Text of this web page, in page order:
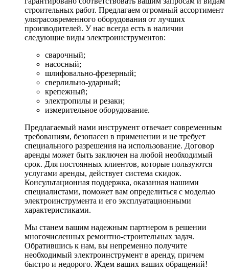
строительных работ. Предлагаем огромный ассортимент
ультрасовременного оборудования от лучших
производителей. У нас всегда есть в наличии
следующие виды электроинструментов:
сварочный;
насосный;
шлифовально-фрезерный;
сверлильно-ударный;
крепежный;
электропилы и резаки;
измерительное оборудование.
Предлагаемый нами инструмент отвечает современным
требованиям, безопасен в применении и не требует
специального разрешения на использование. Договор
аренды может быть заключен на любой необходимый
срок. Для постоянных клиентов, которые пользуются
услугами аренды, действует система скидок.
Консультационная поддержка, оказанная нашими
специалистами, поможет вам определиться с моделью
электроинструмента и его эксплуатационными
характеристиками.
Мы станем вашим надежным партнером в решении
многочисленных ремонтно-строительных задач.
Обратившись к нам, вы непременно получите
необходимый электроинструмент в аренду, причем
быстро и недорого. Ждем ваших ваших обращений!